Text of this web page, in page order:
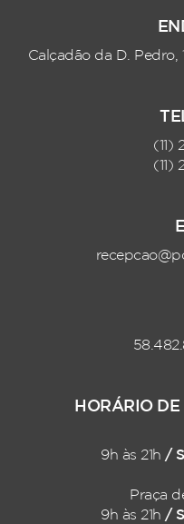
Calçadão da D.
(11)
(11)
HORÁRIO
9h às 21h /
Praça
9h às 21h /